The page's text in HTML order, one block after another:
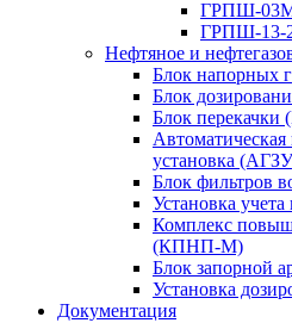
ГРПШ-
ГРПШ-13-
Нефтяное и
Блок напорных
Блок
Блок перекачки
Автоматическая
установка
Блок фильтров
Установка
Комплекс
(КПНП-М)
Блок запорной
Установка
Документация